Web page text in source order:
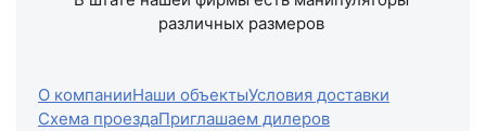
различных размеров
О компанииНаши объектыУсловия доставки
Схема проездаПриглашаем дилеров